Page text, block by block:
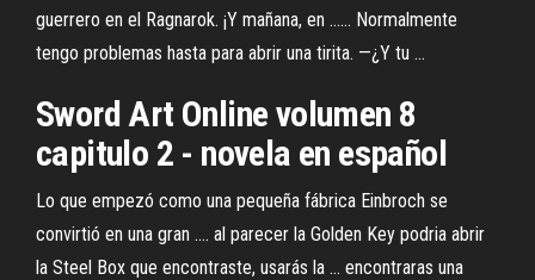
guerrero en el Ragnarok. ¡Y mañana, en ...... Normalmente
tengo problemas hasta para abrir una tirita. —¿Y tu ...
Sword Art Online volumen 8
capitulo 2 - novela en español
Lo que empezó como una pequeña fábrica Einbroch se
convirtió en una gran .... al parecer la Golden Key podria abrir
la Steel Box que encontraste, usarás la ... encontraras una